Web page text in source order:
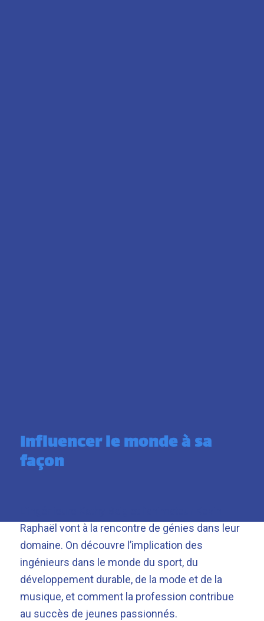
Influencer le monde à sa
façon
Raphaël vont à la rencontre de génies dans leur
domaine. On découvre l’implication des
ingénieurs dans le monde du sport, du
développement durable, de la mode et de la
musique, et comment la profession contribue
au succès de jeunes passionnés.